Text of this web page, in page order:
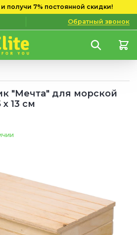
получи 7% постоянной скидки!
Обратный звонок
"Мечта" для морской
13 см